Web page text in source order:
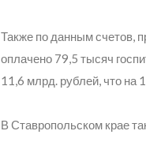
Также по данным счетов,
оплачено 79,5 тысяч
11,6 млрд. рублей, что на
В Ставропольском крае